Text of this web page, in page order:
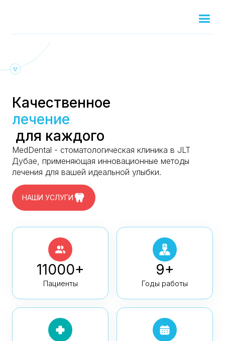
Качественное
лечение
для каждого
MedDental - стоматологическая клиника в JLT
Дубае, применяющая инновационные методы
лечения для вашей идеальной улыбки.
НАШИ УСЛУГИ
11000+
Пациенты
9+
Годы работы